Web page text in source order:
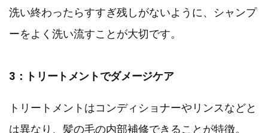
洗い終わったらすすぎ残しがないように、シャンプ
ーをよく洗い流すことが大切です。
3：トリートメントでダメージケア
トリートメントはコンディショナーやリンスなどと
は異なり、髪の毛の内部補修できることが特徴。